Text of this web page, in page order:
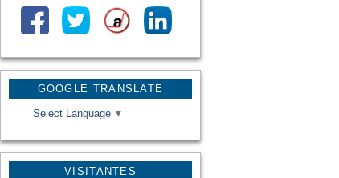
GOOGLE TRANSLATE
Select Language ▼
VISITANTES